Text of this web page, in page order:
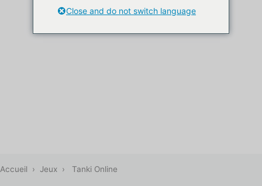
Accueil › Jeux › Tanki Online
Close and do not switch language